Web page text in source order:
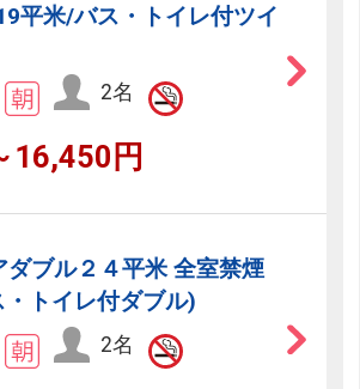
平米/バス・トイレ付ツイ
2名
16,450円
ダブル２４平米 全室禁煙
トイレ付ダブル)
2名